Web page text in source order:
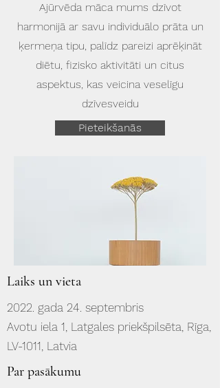
Ajūrvēda māca mums dzīvot
harmonijā ar savu individuālo prāta un
ķermeņa tipu, palīdz pareizi aprēķināt
diētu, fizisko aktivitāti un citus
aspektus, kas veicina veselīgu
dzīvesveidu
Pieteikšanās
Laiks un vieta
2022. gada 24. septembris
Avotu iela 1, Latgales priekšpilsēta, Rīga,
LV-1011, Latvia
Par pasākumu